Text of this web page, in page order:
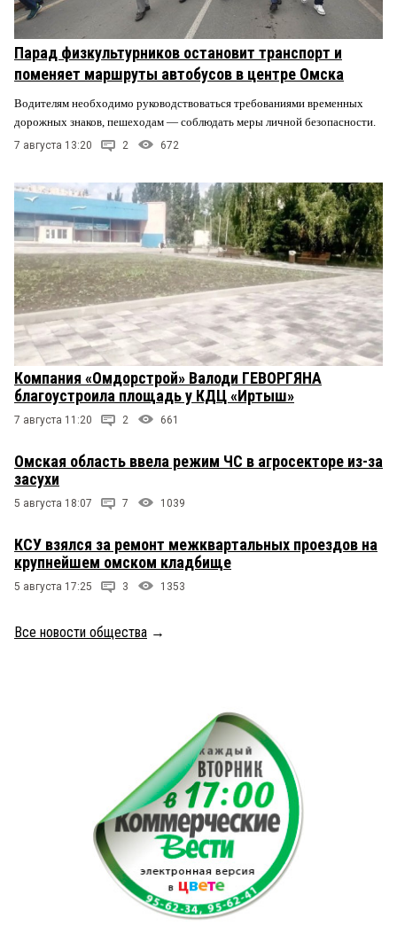
Парад физкультурников остановит транспорт и
поменяет маршруты автобусов в центре Омска
Водителям необходимо руководствоваться требованиями временных
дорожных знаков, пешеходам — соблюдать меры личной безопасности.
7 августа 13:20 2 672
Компания «Омдорстрой» Валоди ГЕВОРГЯНА
благоустроила площадь у КДЦ «Иртыш»
7 августа 11:20 2 661
Омская область ввела режим ЧС в агросекторе из-за
засухи
5 августа 18:07 7 1039
КСУ взялся за ремонт межквартальных проездов на
крупнейшем омском кладбище
5 августа 17:25 3 1353
Все новости общества →